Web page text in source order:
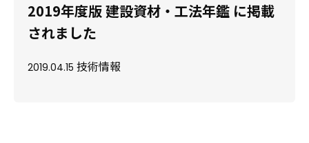
2019年度版 建設資材・工法年鑑 に掲載
されました
2019.04.15 技術情報